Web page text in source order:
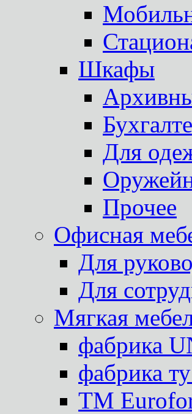
Шкафы
Для
Прочее
Офисная
Для
Для
Мягкая
фабрика
фабрика
TM